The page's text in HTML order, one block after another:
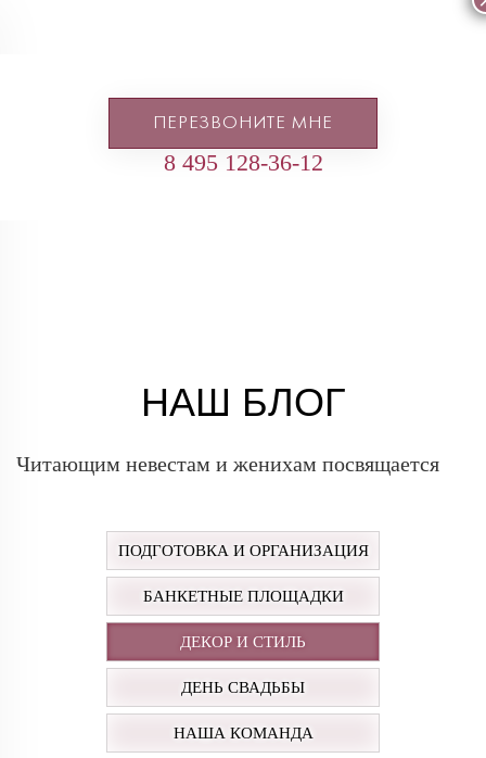
ПЕРЕЗВОНИТЕ МНЕ
8 495 128-36-12
НАШ БЛОГ
Читающим невестам и женихам посвящается
ПОДГОТОВКА И ОРГАНИЗАЦИЯ
БАНКЕТНЫЕ ПЛОЩАДКИ
ДЕКОР И СТИЛЬ
ДЕНЬ СВАДЬБЫ
НАША КОМАНДА